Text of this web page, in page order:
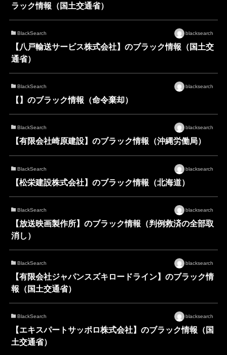
ラック情報（国土交通省）
BlackSearch blacksearch
【八戸輸送サービス株式会社】のブラック情報（国土交
通省）
BlackSearch blacksearch
【】のブラック情報（命令棄却）
BlackSearch blacksearch
【有限会社崎原建設】のブラック情報（沖縄労働局）
BlackSearch blacksearch
【松栄建設株式会社】のブラック情報（北海道）
BlackSearch blacksearch
【放送映画製作所】のブラック情報（判例救済の全部取
消し）
BlackSearch blacksearch
【有限会社ジャパンスズキロードライン】のブラック情
報（国土交通省）
BlackSearch blacksearch
【エキスパートサッポロ株式会社】のブラック情報（国
土交通省）